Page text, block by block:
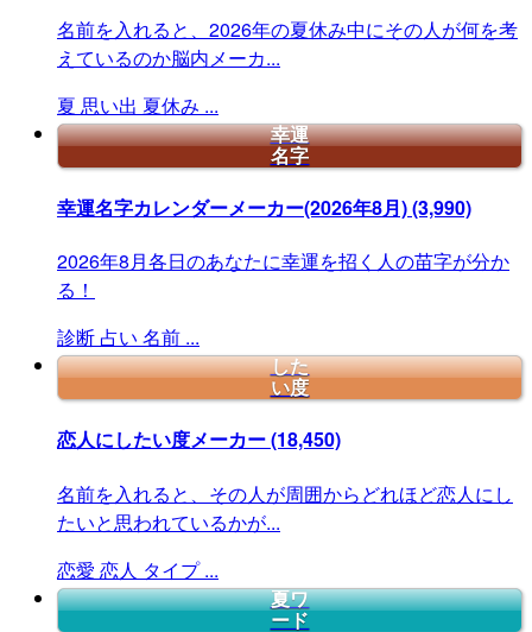
名前を入れると、2026年の夏休み中にその人が何を考
えているのか脳内メーカ...
夏 思い出 夏休み ...
幸運
名字
幸運名字カレンダーメーカー(2026年8月)(3,990)
2026年8月各日のあなたに幸運を招く人の苗字が分か
る！
診断 占い 名前 ...
した
い度
恋人にしたい度メーカー(18,450)
名前を入れると、その人が周囲からどれほど恋人にし
たいと思われているかが...
恋愛 恋人 タイプ ...
夏ワ
ード